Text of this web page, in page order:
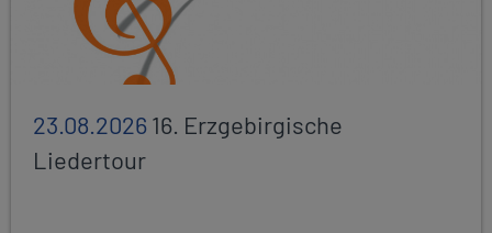
23.08.202616. Erzgebirgische
Liedertour